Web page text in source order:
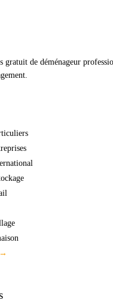
gratuit de déménageur